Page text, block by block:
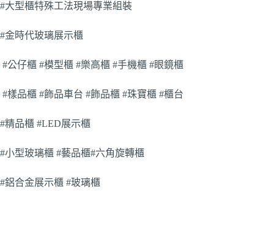
#大型櫃特殊工法現場專業組裝
#金時代玻璃展示櫃
#公仔櫃 #模型櫃 #樂高櫃 #手機櫃 #眼鏡櫃
#樣品櫃 #飾品車台 #飾品櫃 #珠寶櫃 #櫃台
#精品櫃 #LED展示櫃
#小型玻璃櫃 #藝品櫃#六角旋轉櫃
#鋁合金展示櫃 #玻璃櫃